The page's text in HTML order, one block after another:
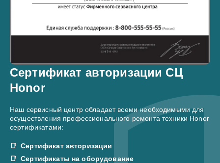
Сертификат авторизации СЦ
Honor
Наш сервисный центр обладает всеми необходимыми для
осуществления профессионального ремонта техники Honor
сертификатами:
Сертификат авторизации
Сертификаты на оборудование